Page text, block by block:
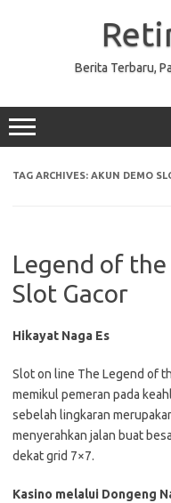
Berita Terbaru,
TAG ARCHIVES: AKUN DEMO
Legend of
Slot Gacor
Hikayat Naga Es
Slot on line The Legend of
memikul pemeran pada
sebelah lingkaran
menyerahkan jalan buat
dekat grid 7×7.
Kasino melalui Dongeng